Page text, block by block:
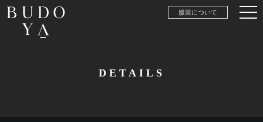
服装について
DETAILS